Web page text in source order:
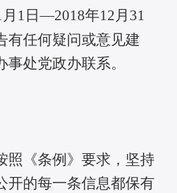
1日—2018年12月31
有任何疑问或意见建
处党政办联系。
照《条例》要求，坚持
开的每一条信息都保有